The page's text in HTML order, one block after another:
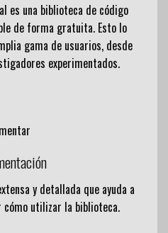
es una biblioteca de código
de forma gratuita. Esto lo
gama de usuarios, desde
experimentados.
y detallada que ayuda a
cómo utilizar la biblioteca.